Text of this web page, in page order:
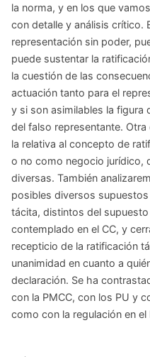
la norma, y en los que
con detalle y análisis crítico.
representación sin poder,
puede sustentar la
la cuestión de las
actuación tanto para el
y si son asimilables la figura
del falso representante.
la relativa al concepto de
o no como negocio jurídico,
diversas. También
posibles diversos
tácita, distintos del
contemplado en el CC, y
recepticio de la ratificación
unanimidad en cuanto a
declaración. Se ha
con la PMCC, con los PU y
como con la regulación en